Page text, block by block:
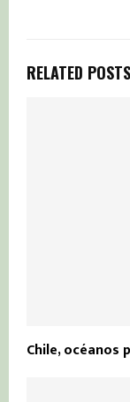
RELATED POSTS
Chile, océanos